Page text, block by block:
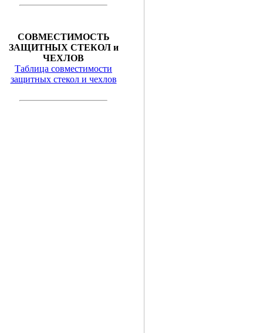
СОВМЕСТИМОСТЬ
ЗАЩИТНЫХ СТЕКОЛ и
ЧЕХЛОВ
Таблица совместимости
защитных стекол и чехлов